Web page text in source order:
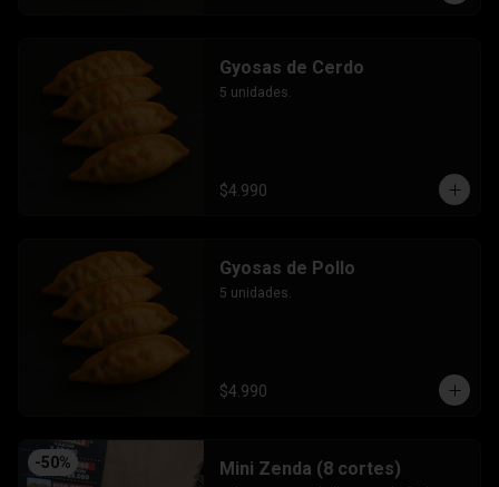
Gyosas de Cerdo
5 unidades.
$4.990
Gyosas de Pollo
5 unidades.
$4.990
-50% Mini Zenda (8 cortes)